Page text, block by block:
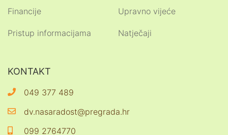
Financije
Pristup informacijama
Upravno vijeće
Natječaji
KONTAKT
049 377 489
dv.nasaradost@pregrada.hr
099 2764770